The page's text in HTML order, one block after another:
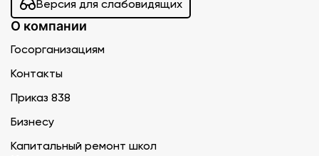
Версия для слабовидящих
О компании
Госорганизациям
Контакты
Приказ 838
Бизнесу
Капитальный ремонт школ